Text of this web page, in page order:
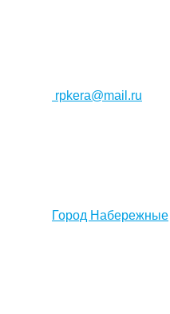
rpkera@mail.ru
Город Набережные